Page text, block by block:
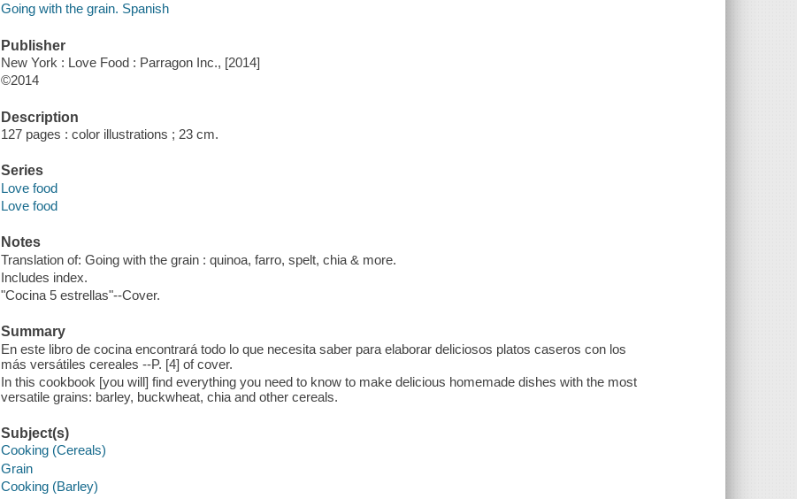
Going with the grain. Spanish
Publisher
New York : Love Food : Parragon Inc., [2014]
©2014
Description
127 pages : color illustrations ; 23 cm.
Series
Love food
Love food
Notes
Translation of: Going with the grain : quinoa, farro, spelt, chia & more.
Includes index.
"Cocina 5 estrellas"--Cover.
Summary
En este libro de cocina encontrará todo lo que necesita saber para elaborar deliciosos platos caseros con los
más versátiles cereales --P. [4] of cover.
In this cookbook [you will] find everything you need to know to make delicious homemade dishes with the most
versatile grains: barley, buckwheat, chia and other cereals.
Subject(s)
Cooking (Cereals)
Grain
Cooking (Barley)